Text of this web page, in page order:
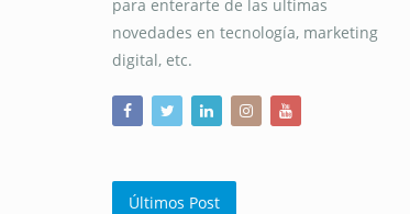
para enterarte de las ultimas
novedades en tecnología, marketing
digital, etc.
Últimos Post